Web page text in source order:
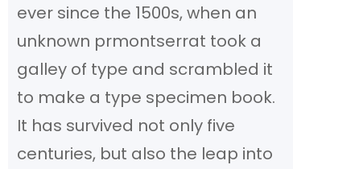
ever since the 1500s, when an
unknown prmontserrat took a
galley of type and scrambled it
to make a type specimen book.
It has survived not only five
centuries, but also the leap into